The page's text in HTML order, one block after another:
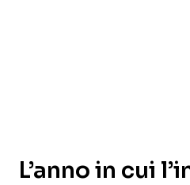
L’anno in cui